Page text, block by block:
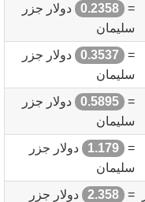
=
0.2358
دولار جزر
سليمان
=
0.3537
دولار جزر
سليمان
=
0.5895
دولار جزر
سليمان
=
1.179
دولار جزر
سليمان
=
2.358
دولار جزر